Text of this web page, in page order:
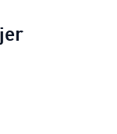
mujer